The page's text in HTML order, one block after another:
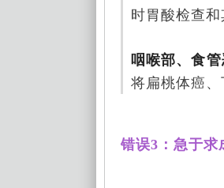
时胃酸检查和
咽喉部、食管
将扁桃体癌、
错误3：急于求